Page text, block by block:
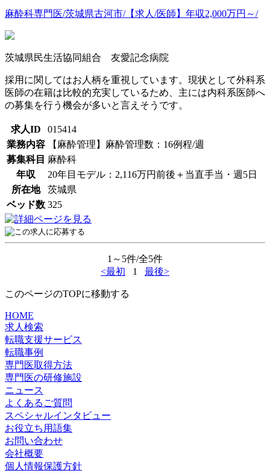
麻酔科専門医/茨城県古河市/【求人/医師】年収2,000万円～/
茨城県民生活協同組合 友愛記念病院
採用に関してはお人柄を重視しています。現状として外科系
医師の在籍は比較的充実しているため、主には内科系医師へ
の募集を行う機会が多いと言えそうです。
求人ID
015414
業務内容
【麻酔管理】麻酔管理数：16例程/週
募集科目 麻酔科
年収
20年目モデル：2,116万円前後＋当直手当・週5日
所在地
茨城県
ベッド数 325
1～5件/全5件
<最初
1 最後>
このページのTOPに移動する
HOME
求人検索
転職支援サービス
転職事例
専門医取得方法
専門医の研修施設
ニュース
よくあるご質問
スペシャルインタビュー
お役立ち用語集
お問い合わせ
会社概要
個人情報保護方針